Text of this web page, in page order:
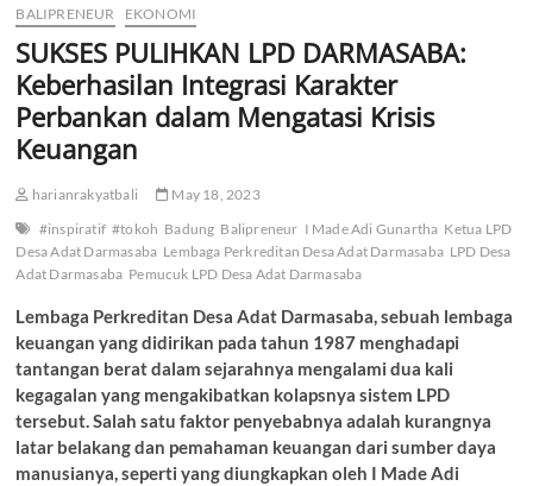
BALIPRENEUR EKONOMI
SUKSES PULIHKAN LPD DARMASABA:
Keberhasilan Integrasi Karakter
Perbankan dalam Mengatasi Krisis
Keuangan
harianrakyatbali
May 18, 2023
#inspiratif #tokoh Badung Balipreneur I Made Adi Gunartha Ketua LPD
Desa Adat Darmasaba Lembaga Perkreditan Desa Adat Darmasaba LPD Desa
Adat Darmasaba Pemucuk LPD Desa Adat Darmasaba
Lembaga Perkreditan Desa Adat Darmasaba, sebuah lembaga
keuangan yang didirikan pada tahun 1987 menghadapi
tantangan berat dalam sejarahnya mengalami dua kali
kegagalan yang mengakibatkan kolapsnya sistem LPD
tersebut. Salah satu faktor penyebabnya adalah kurangnya
latar belakang dan pemahaman keuangan dari sumber daya
manusianya, seperti yang diungkapkan oleh I Made Adi